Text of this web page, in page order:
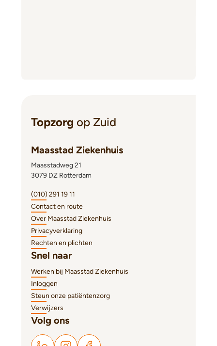
Topzorg op Zuid
Maasstad Ziekenhuis
Maasstadweg 21
3079 DZ Rotterdam
(010) 291 19 11
Contact en route
Over Maasstad Ziekenhuis
Privacyverklaring
Rechten en plichten
Snel naar
Werken bij Maasstad Ziekenhuis
Inloggen
Steun onze patiëntenzorg
Verwijzers
Volg ons